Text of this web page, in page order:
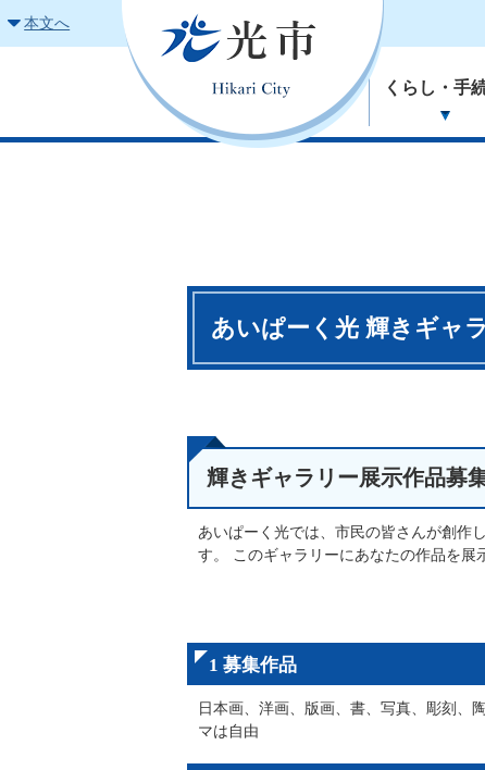
本文へ
くらし・手
あいぱーく光 輝きギャ
輝きギャラリー展示作品募
あいぱーく光では、市民の皆さんが創作
す。 このギャラリーにあなたの作品を展
1 募集作品
日本画、洋画、版画、書、写真、彫刻、
マは自由